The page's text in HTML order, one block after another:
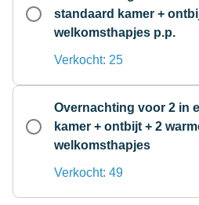
standaard kamer +
welkomsthapjes p.p.
Verkocht: 25
Overnachting voor 2 in
kamer + ontbijt + 2
welkomsthapjes
Verkocht: 49